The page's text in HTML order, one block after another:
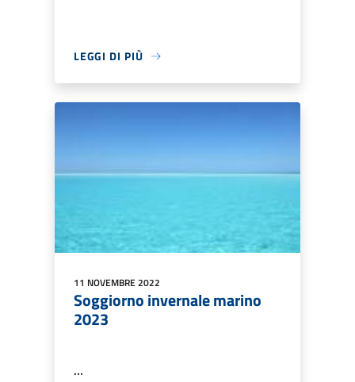
LEGGI DI PIÙ
11 NOVEMBRE 2022
Soggiorno invernale marino
2023
...